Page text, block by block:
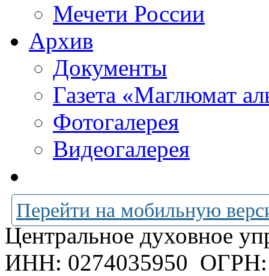
Мечети России
Архив
Документы
Газета «Маглюмат
Фотогалерея
Видеогалерея
Перейти на мобильную
Центральное духовное
ИНН: 0274035950 ОГРН: